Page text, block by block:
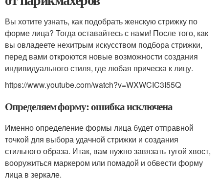
Вы хотите узнать, как подобрать женскую стрижку по
форме лица? Тогда оставайтесь с нами! После того, как
вы овладеете нехитрым искусством подбора стрижки,
перед вами откроются новые возможности создания
индивидуального стиля, где любая прическа к лицу.
https://www.youtube.com/watch?v=WXWCIC3I55Q
Определяем форму: ошибка исключена
Именно определение формы лица будет отправной
точкой для выбора удачной стрижки и создания
стильного образа. Итак, вам нужно завязать тугой хвост,
вооружиться маркером или помадой и обвести форму
лица в зеркале.